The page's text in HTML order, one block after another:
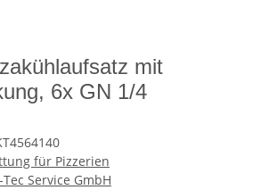
mit
6x GN 1/4
für Pizzerien
Service GmbH